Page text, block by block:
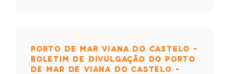
PORTO DE MAR VIANA DO CASTELO –
BOLETIM DE DIVULGAÇÃO DO PORTO
DE MAR DE VIANA DO CASTELO –